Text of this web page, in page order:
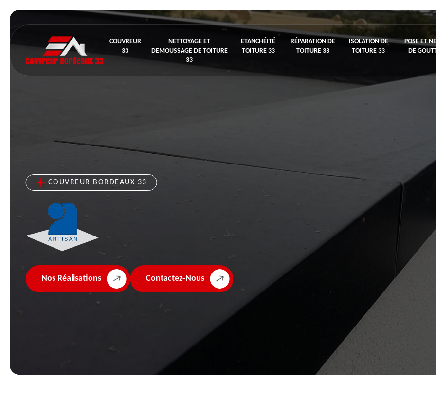
COUVREUR
33
NETTOYAGE ET
DEMOUSSAGE DE TOITURE
33
ETANCHÉITÉ
TOITURE 33
RÉPARATION DE
TOITURE 33
ISOLATION DE
TOITURE 33
POSE ET
DE
COUVREUR BORDEAUX 33
Nos Réalisations Contactez-Nous